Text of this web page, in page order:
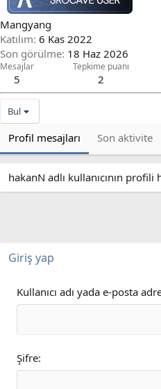
Mangyang
Katılım 6 Kas 2022
Son görülme 18 Haz 2026
Mesajlar
5
Tepkime puanı
2
Bul
Profil mesajları Son aktivite
hakanN adlı kullanıcının
Giriş yap
Kullanıcı adı yada e-posta
Şifre